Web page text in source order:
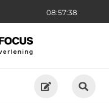
08:57:39